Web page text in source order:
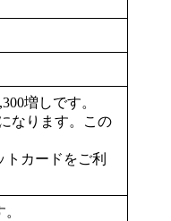
増しです。
なります。この
カードをご利